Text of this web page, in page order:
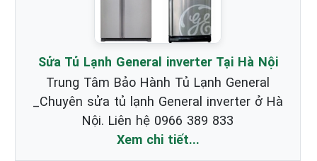
Sửa Tủ Lạnh General inverter Tại Hà Nội
Trung Tâm Bảo Hành Tủ Lạnh General
_Chuyên sửa tủ lạnh General inverter ở Hà
Nội. Liên hệ 0966 389 833
Xem chi tiết...